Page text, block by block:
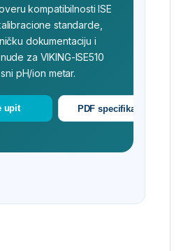
kompatibilnosti ISE
standarde,
dokumentaciju i
za VIKING-ISE510
pH/ion metar.
upit PDF specifikacija